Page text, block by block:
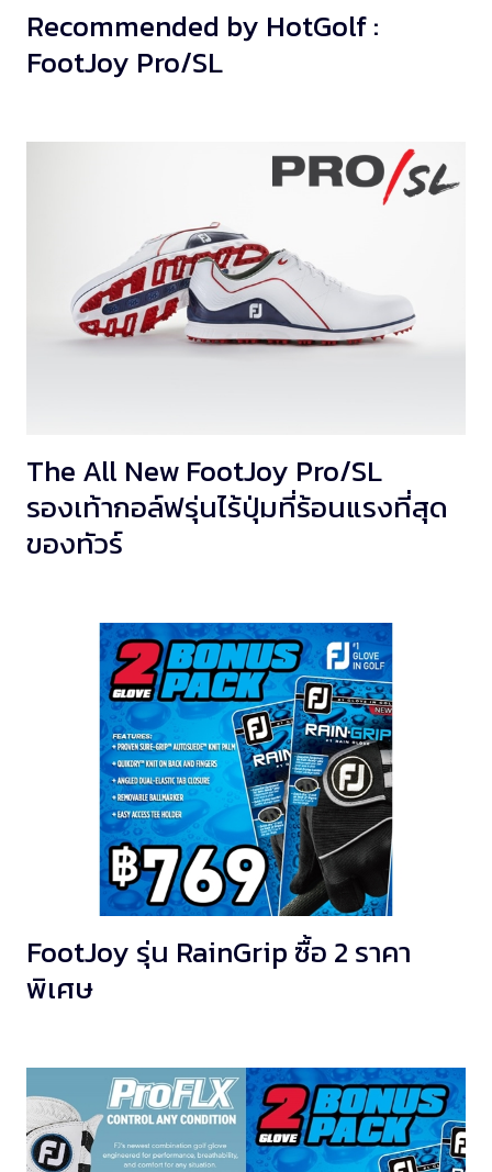
Recommended by HotGolf :
FootJoy Pro/SL
The All New FootJoy Pro/SL
รองเท้ากอล์ฟรุ่นไร้ปุ่มที่ร้อนแรงที่สุด
ของทัวร์
FootJoy รุ่น RainGrip ซื้อ 2 ราคา
พิเศษ